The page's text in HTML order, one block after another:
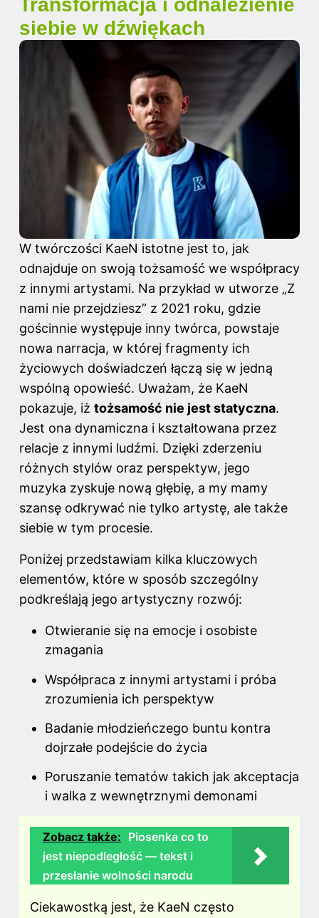
Transformacja i odnalezienie
siebie w dźwiękach
W twórczości KaeN istotne jest to, jak
odnajduje on swoją tożsamość we współpracy
z innymi artystami. Na przykład w utworze „Z
nami nie przejdziesz” z 2021 roku, gdzie
gościnnie występuje inny twórca, powstaje
nowa narracja, w której fragmenty ich
życiowych doświadczeń łączą się w jedną
wspólną opowieść. Uważam, że KaeN
pokazuje, iż tożsamość nie jest statyczna.
Jest ona dynamiczna i kształtowana przez
relacje z innymi ludźmi. Dzięki zderzeniu
różnych stylów oraz perspektyw, jego
muzyka zyskuje nową głębię, a my mamy
szansę odkrywać nie tylko artystę, ale także
siebie w tym procesie.
Poniżej przedstawiam kilka kluczowych
elementów, które w sposób szczególny
podkreślają jego artystyczny rozwój:
Otwieranie się na emocje i osobiste
zmagania
Współpraca z innymi artystami i próba
zrozumienia ich perspektyw
Badanie młodzieńczego buntu kontra
dojrzałe podejście do życia
Poruszanie tematów takich jak akceptacja
i walka z wewnętrznymi demonami
Zobacz także: Piosenka co to
jest niepodległość — tekst i
przesłanie wolności narodu
Ciekawostką jest, że KaeN często